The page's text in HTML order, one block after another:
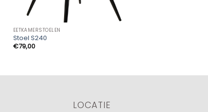
EETKAMERSTOELEN
Stoel S240
€79,00
LOCATIE